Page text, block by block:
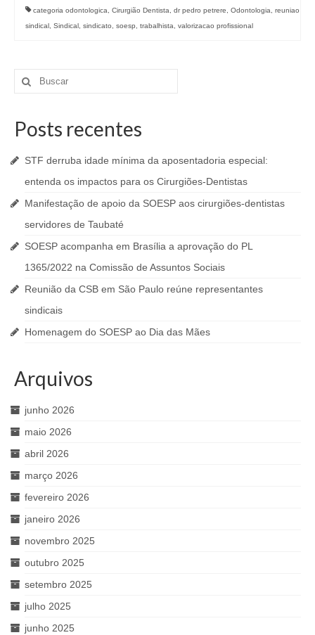
categoria odontologica, Cirurgião Dentista, dr pedro petrere, Odontologia, reuniao
sindical , Sindical , sindicato, soesp, trabalhista, valorizacao profissional
Buscar
por:
Posts recentes
STF derruba idade mínima da aposentadoria especial:
entenda os impactos para os Cirurgiões-Dentistas
Manifestação de apoio da SOESP aos cirurgiões-dentistas
servidores de Taubaté
SOESP acompanha em Brasília a aprovação do PL
1365/2022 na Comissão de Assuntos Sociais
Reunião da CSB em São Paulo reúne representantes
sindicais
Homenagem do SOESP ao Dia das Mães
Arquivos
junho 2026
maio 2026
abril 2026
março 2026
fevereiro 2026
janeiro 2026
novembro 2025
outubro 2025
setembro 2025
julho 2025
junho 2025